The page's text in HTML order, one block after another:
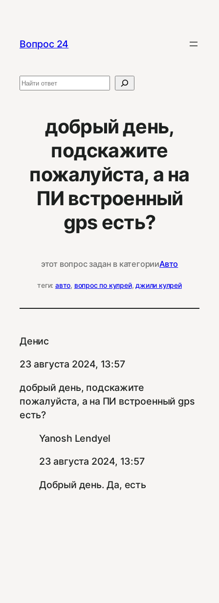
содержимому
Вопрос 24
Поиск
добрый день,
подскажите
пожалуйста, а на
ПИ встроенный
gps есть?
этот вопрос задан в категорииАвто
теги: авто, вопрос по кулрей, джили кулрей
Денис
23 августа 2024, 13:57
добрый день, подскажите
пожалуйста, а на ПИ встроенный gps
есть?
Yanosh Lendyel
23 августа 2024, 13:57
Добрый день. Да, есть